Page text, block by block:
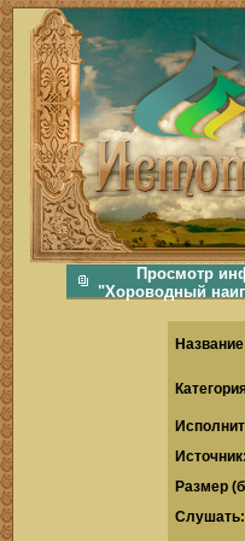
фольклорная музыка, фольклор хороводы бабушки русские народные песни
Просмотр
"Хороводный
Источник:
Размер
Cлушать: